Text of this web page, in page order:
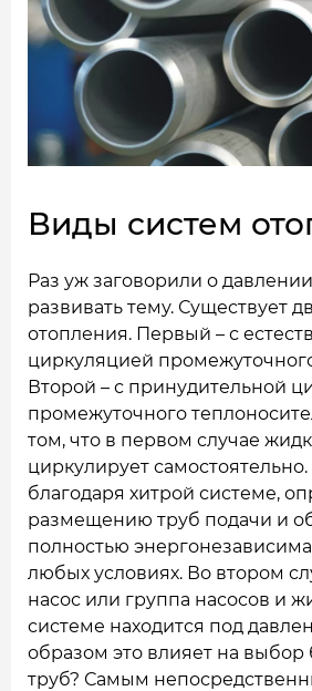
Виды систем
Раз уж заговорили о
развивать тему. Существует
отопления. Первый – с
циркуляцией
Второй – с принудительной
промежуточного
том, что в первом случае
циркулирует
благодаря хитрой системе,
размещению труб подачи и
полностью
любых условиях. Во втором
насос или группа насосов и
системе находится под
образом это влияет на
труб? Самым